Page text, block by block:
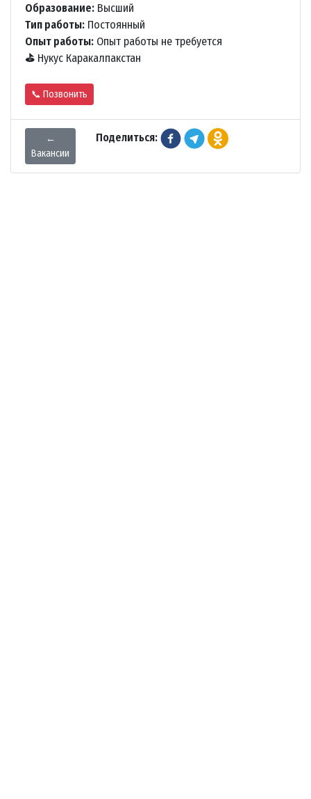
Образование: Высший
Тип работы: Постоянный
Опыт работы: Опыт работы не требуется
⛳ Нукус Каракалпакстан
📞 Позвонить
←
Вакансии
Поделиться: